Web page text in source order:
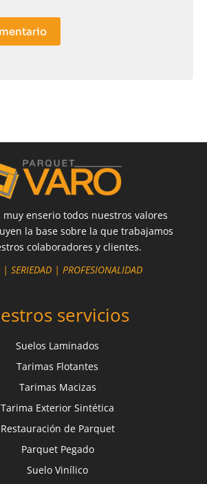
muy enserio todos nuestros valores
la base sobre la que trabajamos
colaboradores y clientes.
| SERIEDAD | PROFESIONALIDAD
servicios
Suelos Laminados
Tarimas Flotantes
Tarimas Macizas
Tarima Exterior Sintética
Restauración de Parquet
Parquet Pegado
Suelo Vinílico